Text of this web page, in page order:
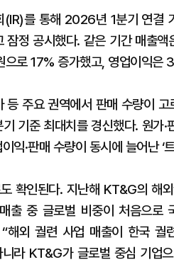
를 통해 2026년 1분기 연결
정 공시했다. 같은 기간 매출
로 17% 증가했고, 영업이익은
등 주요 권역에서 판매 수량이
기준 최대치를 경신했다. 원가·
익·판매 수량이 동시에 늘어난 ‘
확인된다. 지난해 KT&G의 해
출 중 글로벌 비중이 처음으로
해외 궐련 사업 매출이 한국 궐
라 KT&G가 글로벌 중심 기업